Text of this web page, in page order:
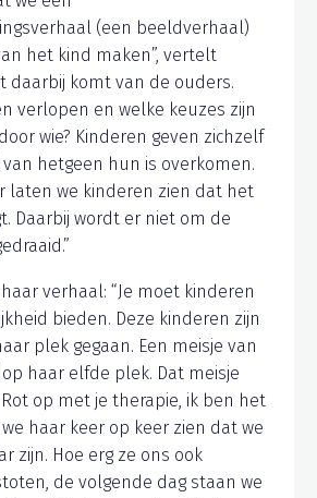
(een beeldverhaal)
het kind maken”, vertelt
daarbij komt van de ouders.
verlopen en welke keuzes zijn
wie? Kinderen geven zichzelf
hetgeen hun is overkomen.
laten we kinderen zien dat het
Daarbij wordt er niet om de
verhaal: “Je moet kinderen
bieden. Deze kinderen zijn
plek gegaan. Een meisje van
haar elfde plek. Dat meisje
op met je therapie, ik ben het
we haar keer op keer zien dat we
zijn. Hoe erg ze ons ook
de volgende dag staan we